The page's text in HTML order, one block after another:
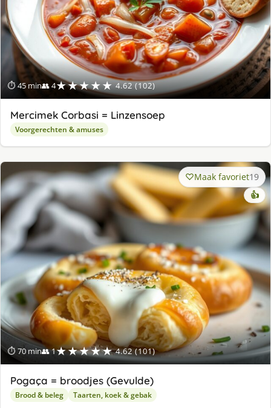
⏱ 45 min👥 4★★★★★ 4.62 (102)
Mercimek Corbasi = Linzensoep
Voorgerechten & amuses
⏱ 70 min👥 1★★★★★ 4.62 (101)
Maak favoriet19
👍
Pogaça = broodjes (Gevulde)
Brood & beleg Taarten, koek & gebak